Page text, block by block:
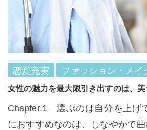
恋愛充実 ファッション・メイ
女性の魅力を最大限引き出すのは、美
Chapter.1 選ぶのは自分を上げ
におすすめなのは、しなやかで